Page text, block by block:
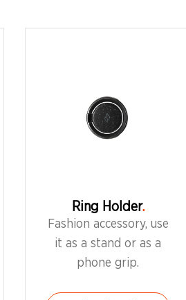
Ring Holder
Fashion accessory, use
it as a stand or as a
phone grip.